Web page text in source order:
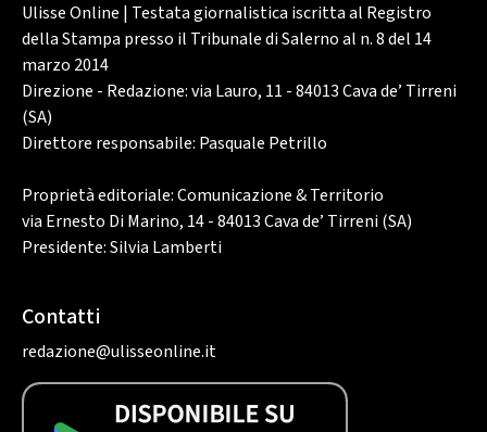
Ulisse Online | Testata giornalistica iscritta al Registro
della Stampa presso il Tribunale di Salerno al n. 8 del 14
marzo 2014
Direzione - Redazione: via Lauro, 11 - 84013 Cava de’ Tirreni
(SA)
Direttore responsabile: Pasquale Petrillo
Proprietà editoriale: Comunicazione & Territorio
via Ernesto Di Marino, 14 - 84013 Cava de’ Tirreni (SA)
Presidente: Silvia Lamberti
Contatti
redazione@ulisseonline.it